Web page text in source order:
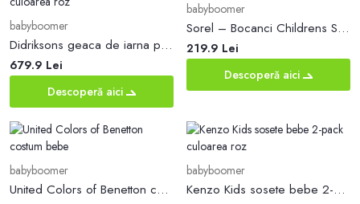
babyboomer
Didriksons geaca de iarna pentru copii BJÄRVEN KIDS PARKA culoarea roz
679.9 Lei
Descoperă aici
babyboomer
Sorel – Bocanci Childrens Snow Commander
219.9 Lei
Descoperă aici
babyboomer
United Colors of Benetton costum bebe
babyboomer
Kenzo Kids sosete bebe 2-pack culoarea roz